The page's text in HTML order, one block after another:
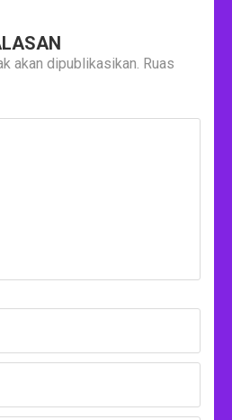
akan dipublikasikan. Ruas